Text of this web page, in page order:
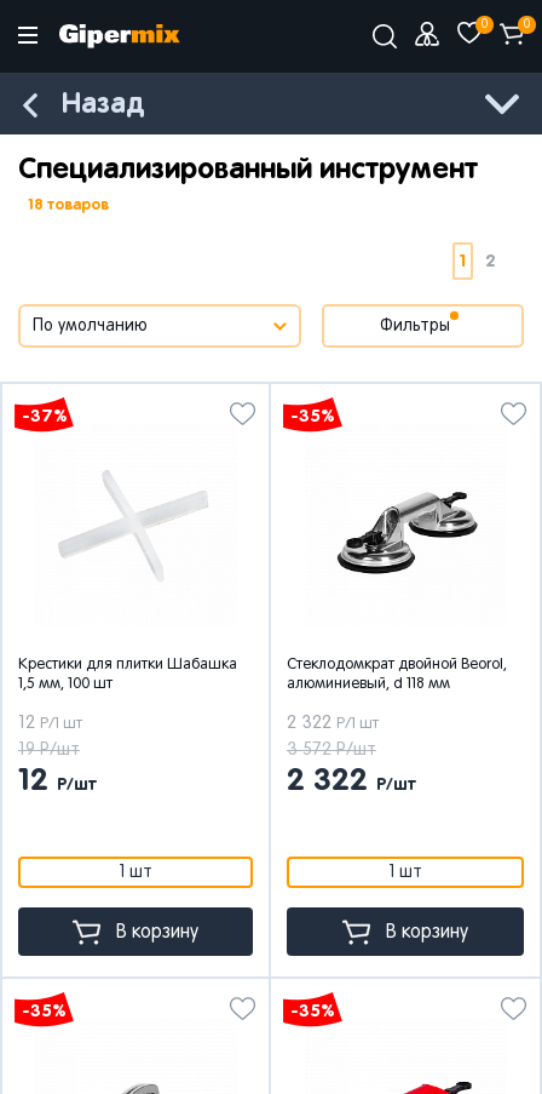
0 0
Назад
Специализированный инструмент
18 товаров
1 2
Фильтры
-37%
Крестики для плитки Шабашка
1,5 мм, 100 шт
12 Р/1 шт
19 Р/шт
12 Р/шт
1 шт
В корзину
-35%
Стеклодомкрат двойной Beorol,
алюминиевый, d 118 мм
2 322 Р/1 шт
3 572 Р/шт
2 322 Р/шт
1 шт
В корзину
-35% -35%